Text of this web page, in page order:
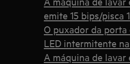
emite 15 bips/pisca
O puxador da porta
LED intermitente
A máquina de lavar